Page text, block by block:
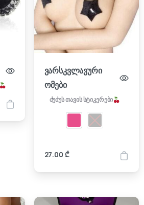
ვარსკვლავური
ომები
ძუძუს თავის სტიკერები
27.00 ₾